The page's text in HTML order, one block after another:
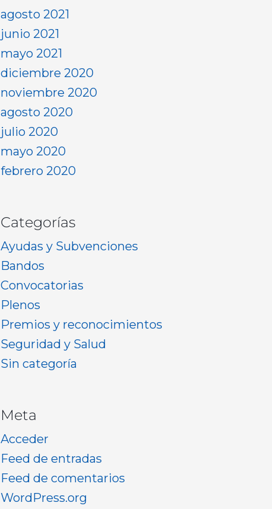
agosto 2021
junio 2021
mayo 2021
diciembre 2020
noviembre 2020
agosto 2020
julio 2020
mayo 2020
febrero 2020
Categorías
Ayudas y Subvenciones
Bandos
Convocatorias
Plenos
Premios y reconocimientos
Seguridad y Salud
Sin categoría
Meta
Acceder
Feed de entradas
Feed de comentarios
WordPress.org